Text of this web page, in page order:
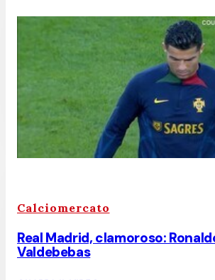
Calciomercato
Real Madrid, clamoroso:
Valdebebas